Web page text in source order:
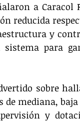
a Caracol
reducida
y
para
sobre
mediana,
y